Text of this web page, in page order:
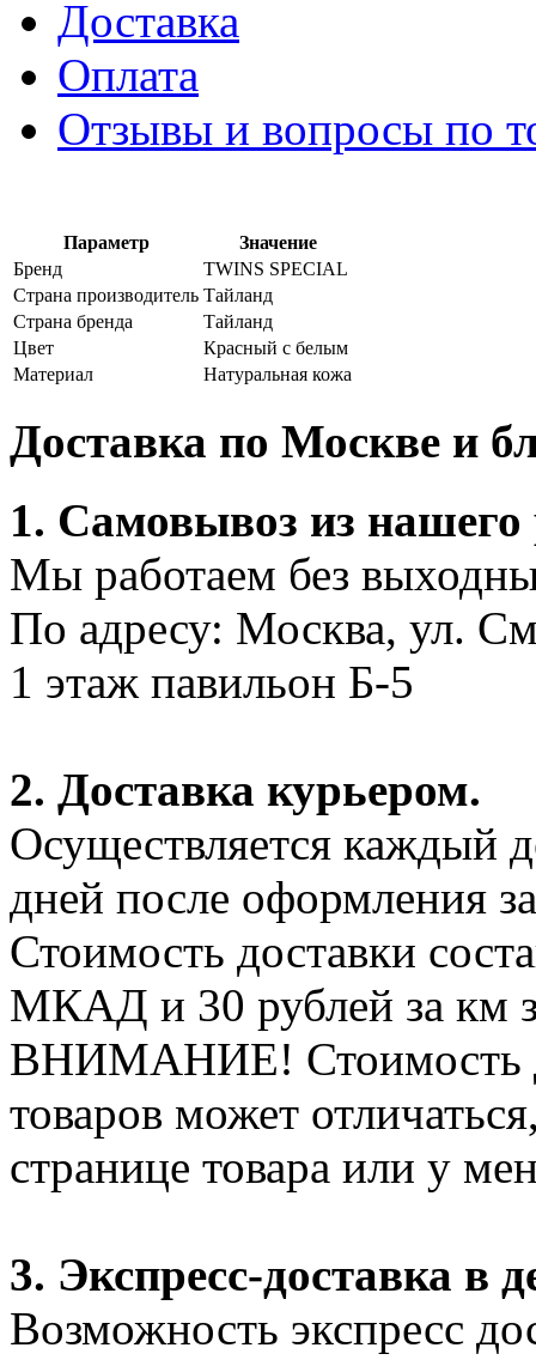
Доставка
Оплата
Отзывы и вопросы по
Параметр
Значение
Бренд
TWINS SPECIAL
Страна производитель Тайланд
Страна бренда
Тайланд
Цвет
Красный с белым
Материал
Натуральная кожа
Доставка по Москве и
1. Самовывоз из нашего
Мы работаем без
По адресу: Москва, ул.
1 этаж павильон Б-5
2. Доставка курьером.
Осуществляется каждый
дней после оформления
Стоимость доставки
МКАД и 30 рублей за км
ВНИМАНИЕ! Стоимость
товаров может
странице товара или у
3. Экспресс-доставка в
Возможность экспресс